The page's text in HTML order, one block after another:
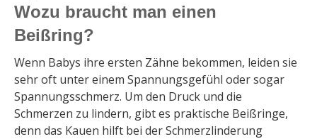
Wozu braucht man einen
Beißring?
Wenn Babys ihre ersten Zähne bekommen, leiden sie
sehr oft unter einem Spannungsgefühl oder sogar
Spannungsschmerz. Um den Druck und die
Schmerzen zu lindern, gibt es praktische Beißringe,
denn das Kauen hilft bei der Schmerzlinderung